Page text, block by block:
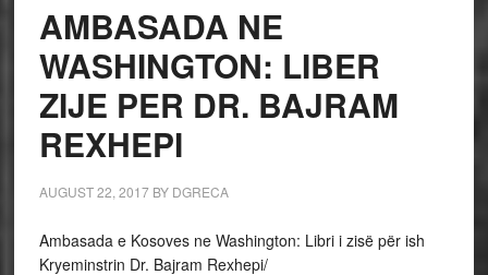
AMBASADA NE
WASHINGTON: LIBER
ZIJE PER DR. BAJRAM
REXHEPI
AUGUST 22, 2017BY DGRECA
Ambasada e Kosoves ne Washington: Libri i zisë për ish
Kryeminstrin Dr. Bajram Rexhepi/